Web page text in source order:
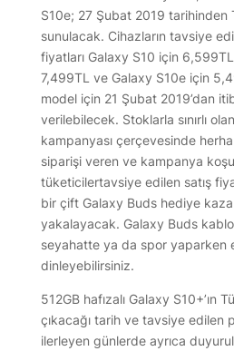
S10e; 27 Şubat 2019 tarihinden
sunulacak. Cihazların tavsiye
fiyatları Galaxy S10 için
7,499TL ve Galaxy S10e için
model için 21 Şubat 2019’dan
verilebilecek. Stoklarla sınırlı
kampanyası çerçevesinde
siparişi veren ve kampanya
tüketicilertavsiye edilen satış
bir çift Galaxy Buds hediye
yakalayacak. Galaxy Buds
seyahatte ya da spor yaparken
dinleyebilirsiniz.
512GB hafızalı Galaxy S10+’ın
çıkacağı tarih ve tavsiye edilen
ilerleyen günlerde ayrıca